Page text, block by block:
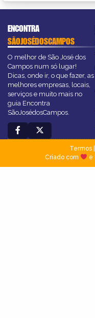
ENCONTRA
SÃOJOSÉDOSCAMPOS
O melhor de São José dos
Campos num só lugar!
Dicas, onde ir, o que fazer, as
melhores empresas, locais,
serviços e muito mais no
guia Encontra
SãoJosédosCampos.
Termos|
Criado com
e